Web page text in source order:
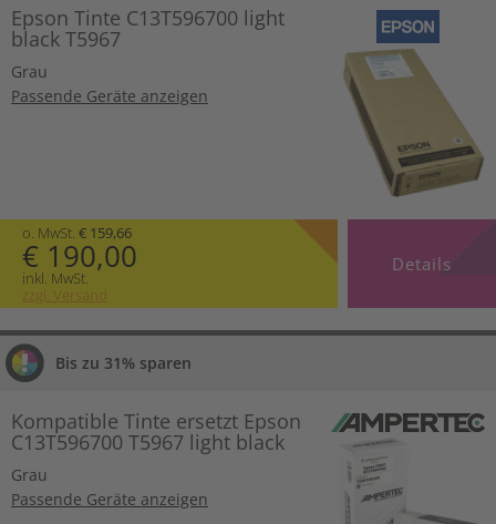
Epson Tinte C13T596700 light
black T5967
Grau
Passende Geräte anzeigen
o. MwSt. € 159,66
€ 190,00
inkl. MwSt.
zzgl. Versand
Details
Bis zu 31% sparen
Kompatible Tinte ersetzt Epson
C13T596700 T5967 light black
Grau
Passende Geräte anzeigen